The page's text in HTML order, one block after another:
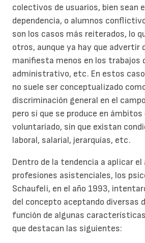
colectivos de usuarios, bien sean
dependencia, o alumnos
son los casos más reiterados, lo
otros, aunque ya hay que advertir
manifiesta menos en los trabajos
administrativo, etc. En estos
no suele ser conceptualizado
discriminación general en el
pero sí que se produce en ámbitos
voluntariado, sin que existan
laboral, salarial, jerarquías, etc.
Dentro de la tendencia a aplicar el
profesiones asistenciales, los
Schaufeli, en el año 1993,
del concepto aceptando diversas
función de algunas
que destacan las siguientes: